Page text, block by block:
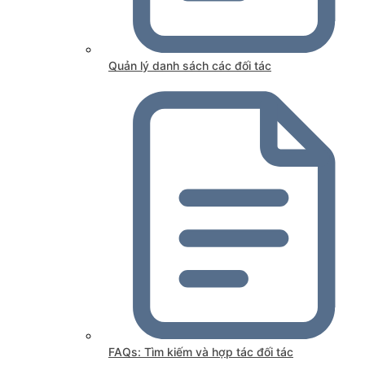
Quản lý danh sách các đối tác
FAQs: Tìm kiếm và hợp tác đối tác